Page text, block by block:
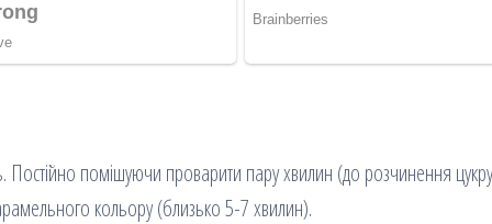
Постійно помішуючи проварити пару хвилин (до розчинення
кольору (близько 5-7 хвилин).